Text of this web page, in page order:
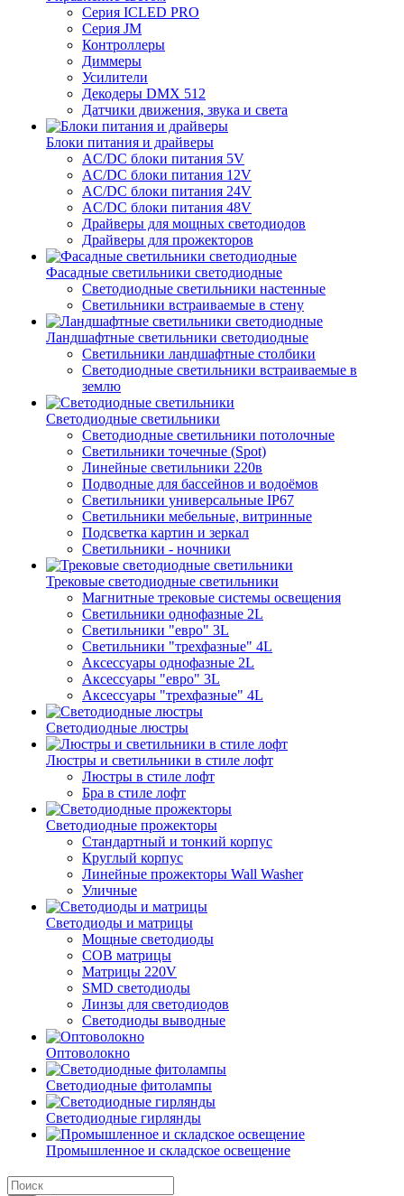
Серия ICLED PRO
Серия JM
Контроллеры
Диммеры
Усилители
Декодеры DMX 512
Датчики движения, звука и света
Блоки питания и драйверы
AC/DC блоки питания 5V
AC/DC блоки питания 12V
AC/DC блоки питания 24V
AC/DC блоки питания 48V
Драйверы для мощных светодиодов
Драйверы для прожекторов
Фасадные светильники светодиодные
Светодиодные светильники настенные
Светильники встраиваемые в стену
Ландшафтные светильники светодиодные
Светильники ландшафтные столбики
Светодиодные светильники встраиваемые в
землю
Светодиодные светильники
Светодиодные светильники потолочные
Светильники точечные (Spot)
Линейные светильники 220в
Подводные для бассейнов и водоёмов
Светильники универсальные IP67
Светильники мебельные, витринные
Подсветка картин и зеркал
Светильники - ночники
Трековые светодиодные светильники
Магнитные трековые системы освещения
Светильники однофазные 2L
Светильники "евро" 3L
Светильники "трехфазные" 4L
Аксессуары однофазные 2L
Аксессуары "евро" 3L
Аксессуары "трехфазные" 4L
Светодиодные люстры
Люстры и светильники в стиле лофт
Люстры в стиле лофт
Бра в стиле лофт
Светодиодные прожекторы
Стандартный и тонкий корпус
Круглый корпус
Линейные прожекторы Wall Washer
Уличные
Светодиоды и матрицы
Мощные светодиоды
COB матрицы
Матрицы 220V
SMD светодиоды
Линзы для светодиодов
Светодиоды выводные
Оптоволокно
Светодиодные фитолампы
Светодиодные гирлянды
Промышленное и складское освещение